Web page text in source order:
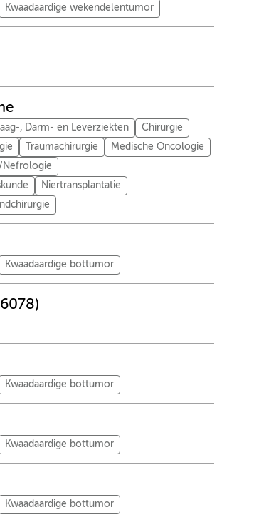
Kwaadaardige wekendelentumor
, Darm- en Leverziekten
Chirurgie
Traumachirurgie
Medische Oncologie
Nefrologie
Niertransplantatie
Kwaadaardige bottumor
Kwaadaardige bottumor
Kwaadaardige bottumor
Kwaadaardige bottumor